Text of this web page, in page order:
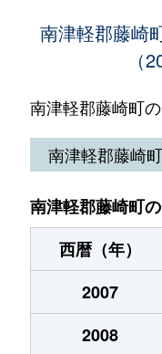
南津軽郡藤崎
（
南津軽郡藤崎町
南津軽郡藤崎
南津軽郡藤崎町
西暦（年）
2007
2008